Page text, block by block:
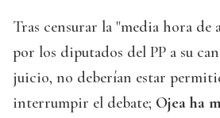
Tras censurar la "media hora de
por los diputados del PP a su
juicio, no deberían estar
interrumpir el debate; Ojea ha